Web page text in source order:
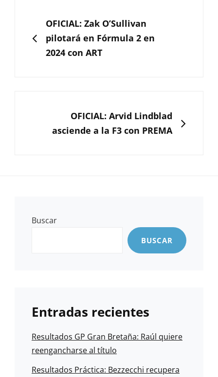
entradas
ANTERIOR
OFICIAL: Zak O’Sullivan
pilotará en Fórmula 2 en
2024 con ART
SIGUIENTEOFICIAL: Arvid Lindblad
asciende a la F3 con PREMA
Buscar
BUSCAR
Entradas recientes
Resultados GP Gran Bretaña: Raúl quiere
reengancharse al título
Resultados Práctica: Bezzecchi recupera